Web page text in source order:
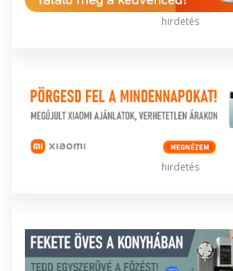
hirdetés
hirdetés